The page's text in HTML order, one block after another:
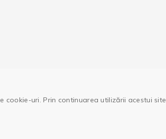
cookie-uri. Prin continuarea utilizării acestui